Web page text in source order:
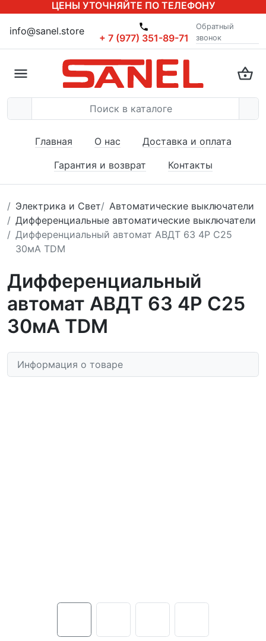
ЦЕНЫ УТОЧНЯЙТЕ ПО ТЕЛЕФОНУ
info@sanel.store
+ 7 (977) 351-89-71
Обратный
звонок
Главная О нас
Доставка и оплата
Гарантия и возврат
Контакты
Электрика и Свет
Автоматические выключатели
Дифференциальные автоматические выключатели
Дифференциальный автомат АВДТ 63 4P C25
30мА TDM
Дифференциальный
автомат АВДТ 63 4P C25
30мА TDM
Информация о товаре